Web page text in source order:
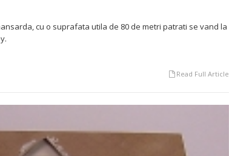
cu o suprafata utila de 80 de metri patrati se vand la
Read Full Article